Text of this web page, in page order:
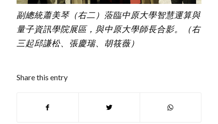
副總統蕭美琴（右二）蒞臨中原大學智慧運算與
量子資訊學院展區，與中原大學師長合影。（右
三起邱謙松、張慶瑞、胡筱薇）
Share this entry